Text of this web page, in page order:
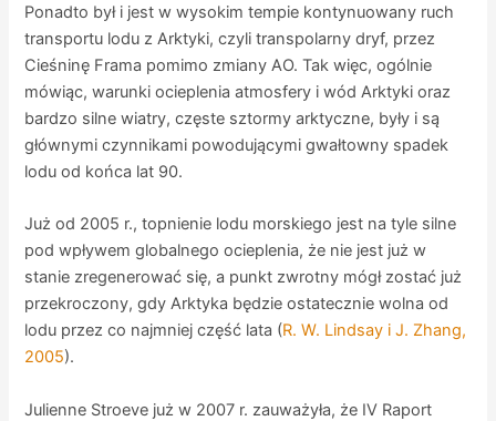
Ponadto był i jest w wysokim tempie kontynuowany ruch
transportu lodu z Arktyki, czyli transpolarny dryf, przez
Cieśninę Frama pomimo zmiany AO. Tak więc, ogólnie
mówiąc, warunki ocieplenia atmosfery i wód Arktyki oraz
bardzo silne wiatry, częste sztormy arktyczne, były i są
głównymi czynnikami powodującymi gwałtowny spadek
lodu od końca lat 90.
Już od 2005 r., topnienie lodu morskiego jest na tyle silne
pod wpływem globalnego ocieplenia, że nie jest już w
stanie zregenerować się, a punkt zwrotny mógł zostać już
przekroczony, gdy Arktyka będzie ostatecznie wolna od
lodu przez co najmniej część lata (R. W. Lindsay i J. Zhang,
2005).
Julienne Stroeve już w 2007 r. zauważyła, że IV Raport